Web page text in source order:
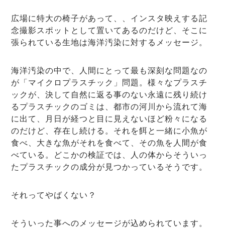
広場に特大の椅子があって、、インスタ映えする記
念撮影スポットとして置いてあるのだけど、そこに
張られている生地は海洋汚染に対するメッセージ。
海洋汚染の中で、人間にとって最も深刻な問題なの
が「マイクロプラスチック」問題。様々なプラスチ
ックが、決して自然に返る事のない永遠に残り続け
るプラスチックのゴミは、都市の河川から流れて海
に出て、月日が経つと目に見えないほど粉々になる
のだけど、存在し続ける。それを餌と一緒に小魚が
食べ、大きな魚がそれを食べて、その魚を人間が食
べている。どこかの検証では、人の体からそういっ
たプラスチックの成分が見つかっているそうです。
それってやばくない？
そういった事へのメッセージが込められています。